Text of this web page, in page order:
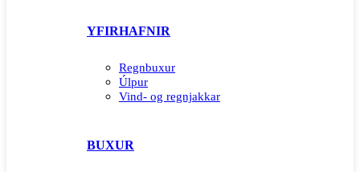
YFIRHAFNIR
Regnbuxur
Úlpur
Vind- og regnjakkar
BUXUR